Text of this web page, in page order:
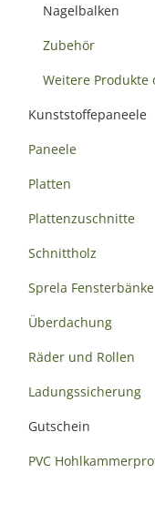
Nagelbalken
Zubehör
Weitere Produkte
Kunststoffepaneele
Paneele
Platten
Plattenzuschnitte
Schnittholz
Sprela Fensterbänke
Überdachung
Räder und Rollen
Ladungssicherung
Gutschein
PVC